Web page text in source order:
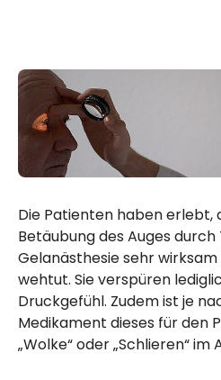
Die Patienten haben erlebt,
Betäubung des Auges
Gelanästhesie sehr
wehtut. Sie verspüren
Druckgefühl. Zudem ist je
Medikament dieses für den
„Wolke“ oder „Schlieren“ im